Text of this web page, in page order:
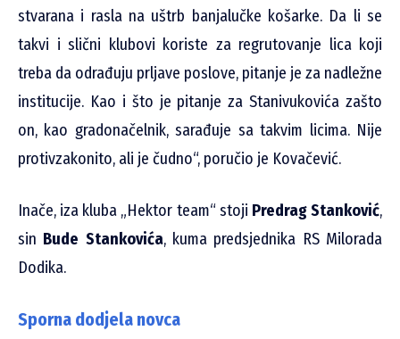
stvarana i rasla na uštrb banjalučke košarke. Da li se
takvi i slični klubovi koriste za regrutovanje lica koji
treba da odrađuju prljave poslove, pitanje je za nadležne
institucije. Kao i što je pitanje za Stanivukovića zašto
on, kao gradonačelnik, sarađuje sa takvim licima. Nije
protivzakonito, ali je čudno“, poručio je Kovačević.
Inače, iza kluba „Hektor team“ stoji Predrag Stanković,
sin Bude Stankovića, kuma predsjednika RS Milorada
Dodika.
Sporna dodjela novca